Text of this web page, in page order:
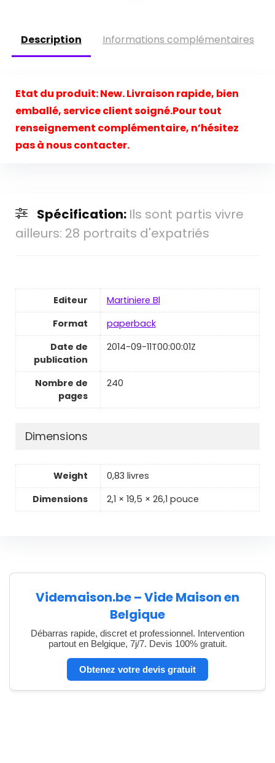
Description Informations complémentaires
Etat du produit:New. Livraison rapide, bien
emballé, service client soigné.Pour tout
renseignement complémentaire, n’hésitez
pas à nous contacter.
Spécification: Ils sont partis vivre
ailleurs: 28 portraits d'expatriés
Editeur
Martiniere Bl
Format
paperback
Date de
publication
2014-09-11T00:00:01Z
Nombre de
pages
240
Dimensions
Weight
0,83 livres
Dimensions
2,1 × 19,5 × 26,1 pouce
Videmaison.be – Vide Maison en
Belgique
Débarras rapide, discret et professionnel. Intervention
partout en Belgique, 7j/7. Devis 100% gratuit.
Obtenez votre devis gratuit